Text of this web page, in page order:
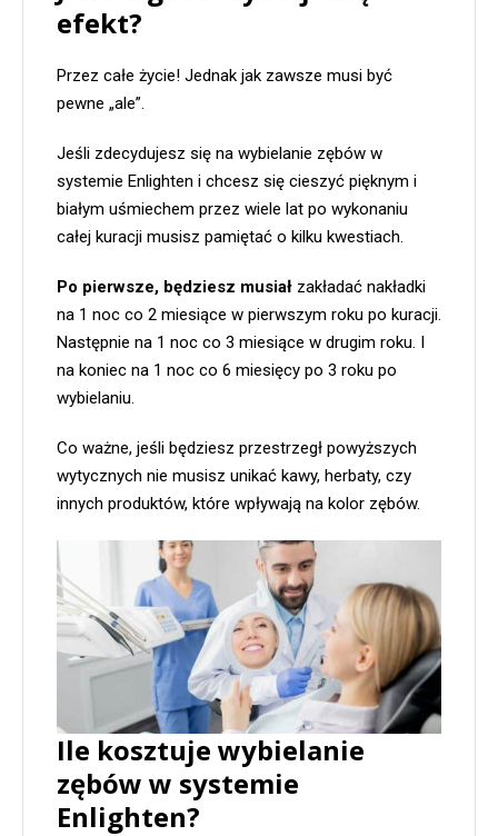
efekt?
Przez całe życie! Jednak jak zawsze musi być
pewne „ale”.
Jeśli zdecydujesz się na wybielanie zębów w
systemie Enlighten i chcesz się cieszyć pięknym i
białym uśmiechem przez wiele lat po wykonaniu
całej kuracji musisz pamiętać o kilku kwestiach.
Po pierwsze, będziesz musiał zakładać nakładki
na 1 noc co 2 miesiące w pierwszym roku po kuracji.
Następnie na 1 noc co 3 miesiące w drugim roku. I
na koniec na 1 noc co 6 miesięcy po 3 roku po
wybielaniu.
Co ważne, jeśli będziesz przestrzegł powyższych
wytycznych nie musisz unikać kawy, herbaty, czy
innych produktów, które wpływają na kolor zębów.
Ile kosztuje wybielanie
zębów w systemie
Enlighten?